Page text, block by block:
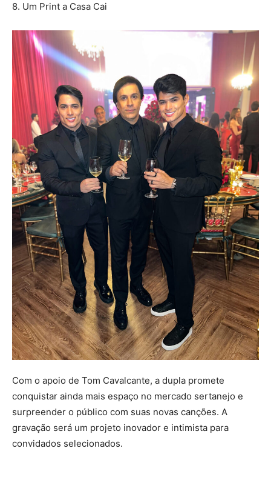
8. Um Print a Casa Cai
Com o apoio de Tom Cavalcante, a dupla promete
conquistar ainda mais espaço no mercado sertanejo e
surpreender o público com suas novas canções. A
gravação será um projeto inovador e intimista para
convidados selecionados.